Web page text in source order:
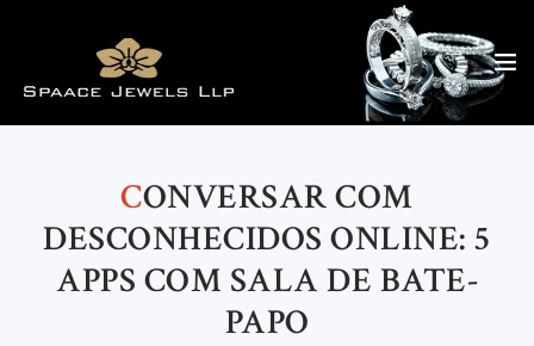
CONVERSAR COM
DESCONHECIDOS ONLINE: 5
APPS COM SALA DE BATE-
PAPO